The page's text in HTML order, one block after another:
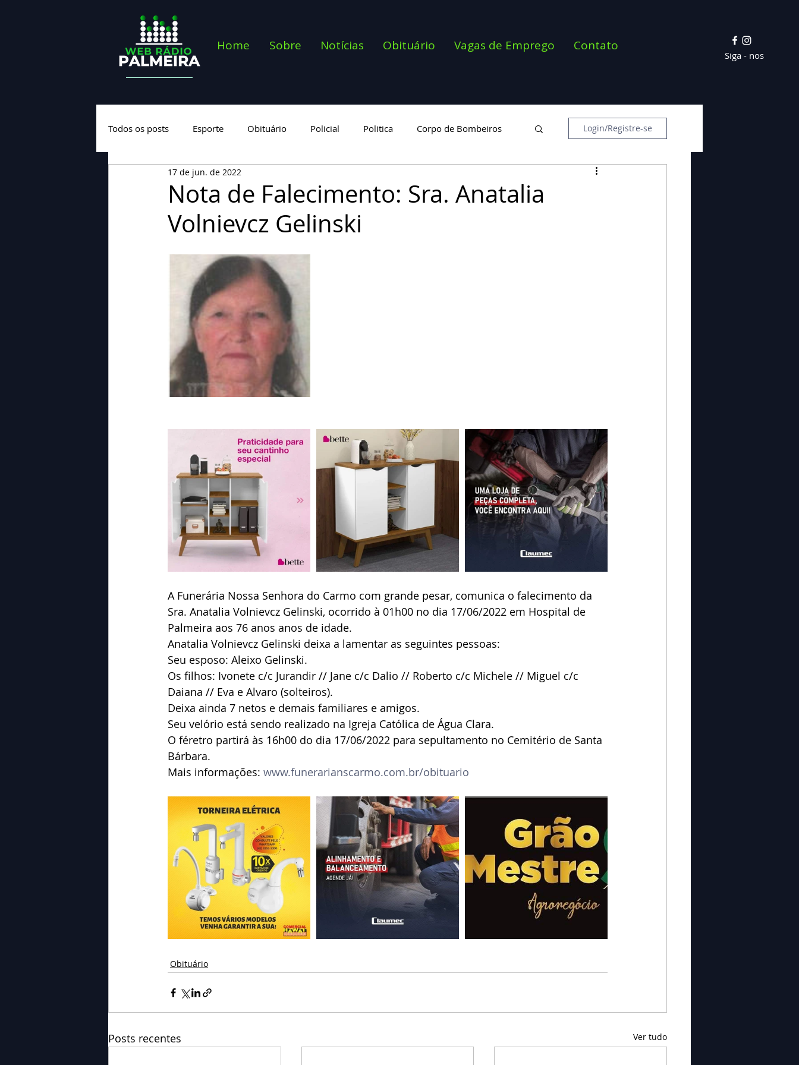
Home Sobre Notícias Obituário Vagas de Emprego Contato
Siga - nos
Todos os posts Esporte Obituário Policial Politica Corpo de Bombeiros
Geral Nova categoria
Login/Registre-se
Nota de Falecimento: Sra. Anatalia
Volnievcz Gelinski
17 de jun. de 2022
A Funerária Nossa Senhora do Carmo com grande pesar, comunica o falecimento da
Sra. Anatalia Volnievcz Gelinski, ocorrido à 01h00 no dia 17/06/2022 em Hospital de
Palmeira aos 76 anos anos de idade.
Anatalia Volnievcz Gelinski deixa a lamentar as seguintes pessoas:
Seu esposo: Aleixo Gelinski.
Os filhos: Ivonete c/c Jurandir // Jane c/c Dalio // Roberto c/c Michele // Miguel c/c
Daiana // Eva e Alvaro (solteiros).
Deixa ainda 7 netos e demais familiares e amigos.
Seu velório está sendo realizado na Igreja Católica de Água Clara.
O féretro partirá às 16h00 do dia 17/06/2022 para sepultamento no Cemitério de Santa
Bárbara.
Mais informações: www.funerarianscarmo.com.br/obituario
Obituário
Posts recentes Ver tudo